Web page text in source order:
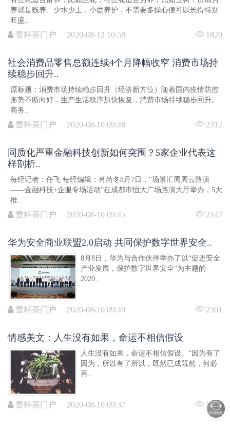
养就是贱养、少水少土，小盆养护，不需要多操心便可以长得特别
旺盛..
壹杯茶门户 2020-08-12 10:58 1820
社会消费品零售总额连续4个月降幅收窄 消费市场持
续稳步回升..
原标题：消费市场持续稳步回升（经济新方位）随着国内疫情防控
形势不断向好，生产生活秩序加快恢复，消费市场持续稳步回升。
商务..
壹杯茶门户 2020-08-10 09:48 2312
同质化严重金融科技创新如何突围？5家企业代表这
样剖析..
每经记者：任飞 每经编辑：肖芮冬8月7日，“场景汇周周云路演
——金融科技+企服专场活动”在成都市恒大广场路演大厅举办，5大
推..
壹杯茶门户 2020-08-10 09:45 2147
华为安全商业联盟2.0启动 共同保护数字世界安全..
8月8日，华为与合作伙伴举办了以“促进安全
产业发展，保护数字世界安全”为主题的
2020..
壹杯茶门户 2020-08-10 09:40 2301
情感美文：人生没有如果，命运不相信假设
人生没有如果，命运不相信假设。“因为有了
因为，所以有了所以，既然已成既然，何必
再..
壹杯茶门户 2020-08-10 09:37 1907